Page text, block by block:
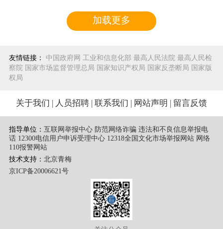
加载更多
友情链接： 中国政府网 工业和信息化部 最高人民法院 最高人民检
察院 国家市场监督管理总局 国家知识产权局 国家反垄断局 国家版
权局
关于我们 人员招聘 联系我们 网站声明 留言反馈
指导单位： 互联网举报中心 防范网络诈骗 违法和不良信息举报电
话 12300电信用户申诉受理中心 12318全国文化市场举报网站 网络
110报警网站
技术支持： 北京青梅
京ICP备20006621号